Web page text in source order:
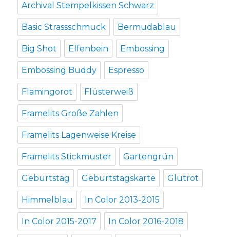
Archival Stempelkissen Schwarz
Basic Strassschmuck Bermudablau
Big Shot Elfenbein Embossing
Embossing Buddy Espresso
Flamingorot Flüsterweiß
Framelits Große Zahlen
Framelits Lagenweise Kreise
Framelits Stickmuster Gartengrün
Geburtstag Geburtstagskarte Glutrot
Himmelblau In Color 2013-2015
In Color 2015-2017 In Color 2016-2018